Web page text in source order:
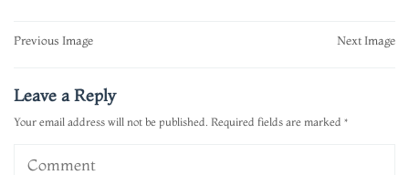
Post
Previous Image Next Image
Leave a Reply
Your email address will not be published. Required fields are marked *